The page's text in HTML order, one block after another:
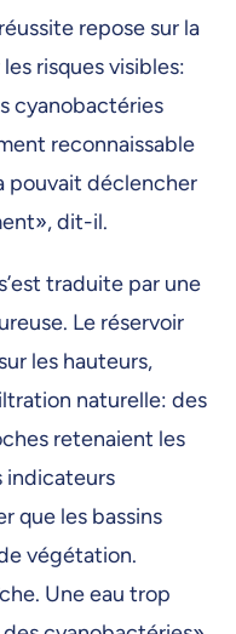
repose sur la
risques visibles:
cyanobactéries
reconnaissable
pouvait déclencher
dit-il.
traduite par une
Le réservoir
les hauteurs,
naturelle: des
retenaient les
indicateurs
que les bassins
végétation.
Une eau trop